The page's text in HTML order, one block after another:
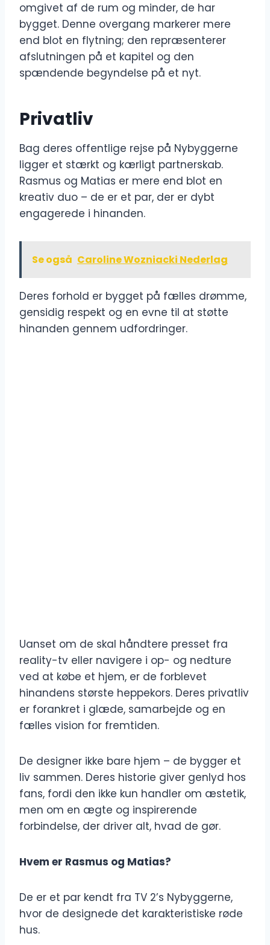
omgivet af de rum og minder, de har
bygget. Denne overgang markerer mere
end blot en flytning; den repræsenterer
afslutningen på et kapitel og den
spændende begyndelse på et nyt.
Privatliv
Bag deres offentlige rejse på Nybyggerne
ligger et stærkt og kærligt partnerskab.
Rasmus og Matias er mere end blot en
kreativ duo – de er et par, der er dybt
engagerede i hinanden.
Se også Caroline Wozniacki Nederlag
Deres forhold er bygget på fælles drømme,
gensidig respekt og en evne til at støtte
hinanden gennem udfordringer.
Uanset om de skal håndtere presset fra
reality-tv eller navigere i op- og nedture
ved at købe et hjem, er de forblevet
hinandens største heppekors. Deres privatliv
er forankret i glæde, samarbejde og en
fælles vision for fremtiden.
De designer ikke bare hjem – de bygger et
liv sammen. Deres historie giver genlyd hos
fans, fordi den ikke kun handler om æstetik,
men om en ægte og inspirerende
forbindelse, der driver alt, hvad de gør.
Hvem er Rasmus og Matias?
De er et par kendt fra TV 2’s Nybyggerne,
hvor de designede det karakteristiske røde
hus.